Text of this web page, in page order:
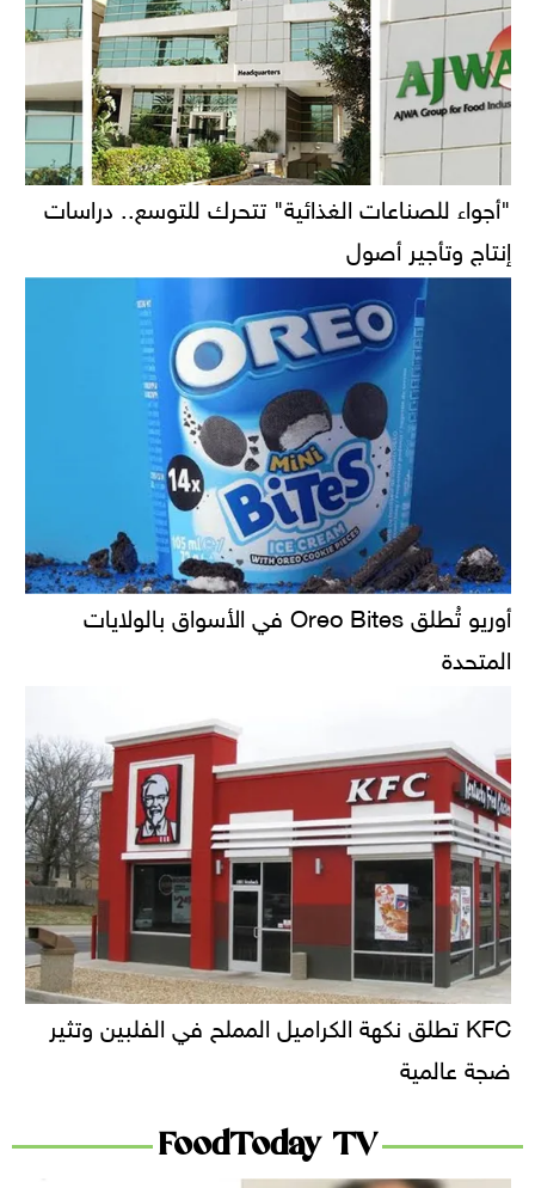
"أجواء للصناعات الغذائية" تتحرك للتوسع.. دراسات
إنتاج وتأجير أصول
أوريو تُطلق Oreo Bites في الأسواق بالولايات
المتحدة
KFC تطلق نكهة الكراميل المملح في الفلبين وتثير
ضجة عالمية
FoodToday TV